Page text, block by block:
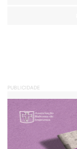
PUBLICIDADE